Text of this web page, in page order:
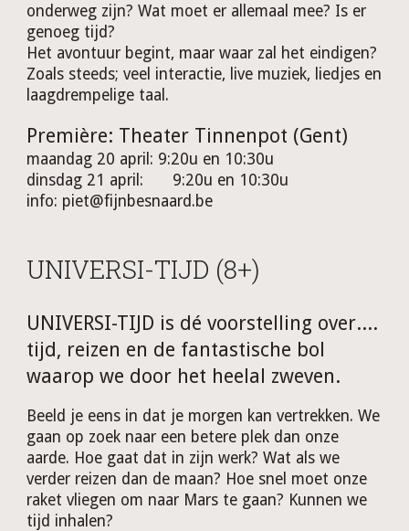
onderweg zijn? Wat moet er allemaal mee? Is er
genoeg tijd?
Het avontuur begint, maar waar zal het eindigen?
Zoals steeds; veel interactie, live muziek, liedjes en
laagdrempelige taal.
Première: Theater Tinnenpot (Gent)
maandag 20 april: 9:20u en 10:30u
dinsdag 21 april:
9:20u en 10:30u
info: piet@fijnbesnaard.be
UNIVERSI-TIJD (8+)
UNIVERSI-TIJD is dé voorstelling over....
tijd, reizen en de fantastische bol
waarop we door het heelal zweven.
Beeld je eens in dat je morgen kan vertrekken. We
gaan op zoek naar een betere plek dan onze
aarde. Hoe gaat dat in zijn werk? Wat als we
verder reizen dan de maan? Hoe snel moet onze
raket vliegen om naar Mars te gaan? Kunnen we
tijd inhalen?